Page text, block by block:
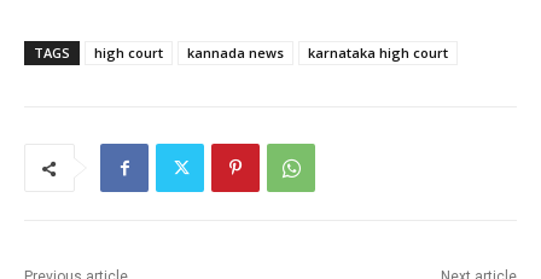
TAGS high court kannada news karnataka high court